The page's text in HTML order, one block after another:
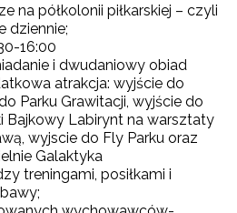
na półkolonii piłkarskiej – czyli
dziennie;
16:00
i dwudaniowy obiad
atrakcja: wyjście do
Parku Grawitacji, wyjście do
Bajkowy Labirynt na warsztaty
wyjscie do Fly Parku oraz
Galaktyka
treningami, posiłkami i